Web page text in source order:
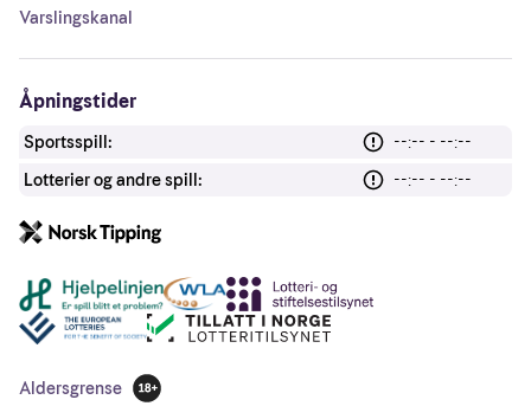
Varslingskanal
Åpningstider
Sportsspill:
--:-- - --:--
Lotterier og andre spill:
--:-- - --:--
Andre lenker
Aldersgrense
18 år